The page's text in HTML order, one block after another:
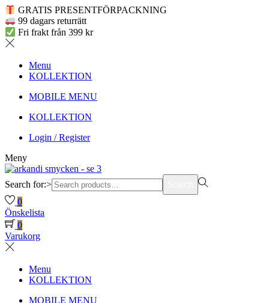
GRATIS PRESENTFÖRPACKNING
99 dagars returrätt
Fri frakt från 399 kr
Menu
KOLLEKTION
MOBILE MENU
KOLLEKTION
Login / Register
Meny
Search for:>
0
Önskelista
0
Varukorg
Menu
KOLLEKTION
MOBILE MENU